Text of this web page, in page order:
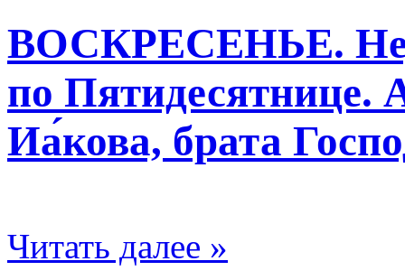
ВОСКРЕСЕНЬЕ.
по Пятидесятнице.
Иа́кова, брата
Читать далее »